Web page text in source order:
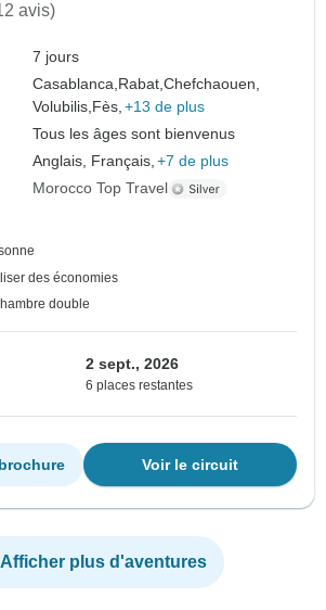
avis)
7 jours
Casablanca,Rabat,Chefchaouen,
Volubilis,Fès, +13 de plus
Tous les âges sont bienvenus
Anglais, Français, +7 de plus
Morocco Top Travel
des économies
double
2 sept., 2026
6 places restantes
Voir le circuit
Afficher plus d'aventures